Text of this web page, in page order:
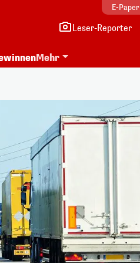
E-Paper
Leser-Reporter
Mehr